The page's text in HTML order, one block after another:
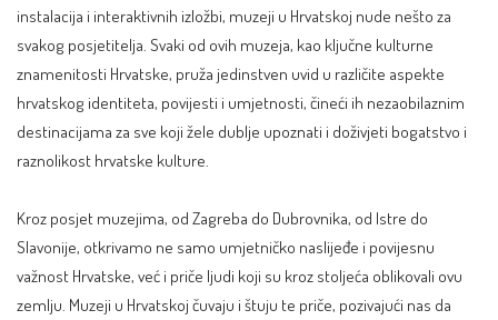
instalacija i interaktivnih izložbi, muzeji u Hrvatskoj nude nešto za
svakog posjetitelja. Svaki od ovih muzeja, kao ključne kulturne
znamenitosti Hrvatske, pruža jedinstven uvid u različite aspekte
hrvatskog identiteta, povijesti i umjetnosti, čineći ih nezaobilaznim
destinacijama za sve koji žele dublje upoznati i doživjeti bogatstvo i
raznolikost hrvatske kulture.
Kroz posjet muzejima, od Zagreba do Dubrovnika, od Istre do
Slavonije, otkrivamo ne samo umjetničko naslijeđe i povijesnu
važnost Hrvatske, već i priče ljudi koji su kroz stoljeća oblikovali ovu
zemlju. Muzeji u Hrvatskoj čuvaju i štuju te priče, pozivajući nas da